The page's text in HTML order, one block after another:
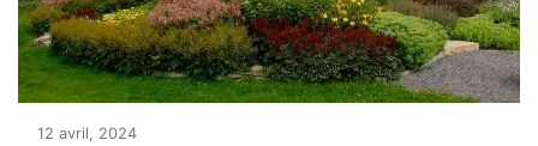
12 avril, 2024